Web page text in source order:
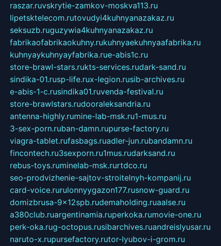
raszar.ruvskrytie-zamkov-moskva113.ru
lipetsktelecom.rutovudyi4kuhnyanazakaz.ru
seksuzb.ruguzywia4kuhnyanazakaz.ru
fabrikaofabrikaokuhny.rukuhnyaekuhnyaafabrika.ru
kuhnyaykuhnyayfabrika.rue-abis1c.ru
store-brawl-stars.rukts-services.rudark-sand.ru
sindika-01.rusp-life.rux-legion.rusib-archives.ru
e-abis-1-c.rusindika01.ruvenda-festival.ru
store-brawlstars.rudooraleksandria.ru
antenna-highly.rumine-lab-msk.ru1-mus.ru
3-sex-porn.ruban-damn.rupurse-factory.ru
viagra-tablet.rufasbags.ruadler-jun.rubandamn.ru
fincontech.ru3sexporn.ru1mus.rudarksand.ru
rebus-toys.ruminelab-msk.rurtdco.ru
seo-prodvizhenie-sajtov-stroitelnyh-kompanij.ru
card-voice.rurulonnyygazon177.rusnow-guard.ru
domizbrusa-9x12spb.rudemaholding.ruaalse.ru
a380club.ruargentinamia.ruperkoka.rumovie-one.ru
perk-oka.rug-octopus.rusibarchives.ruandreislyusar.ru
naruto-x.rupursefactory.rutor-lyubov-i-grom.ru